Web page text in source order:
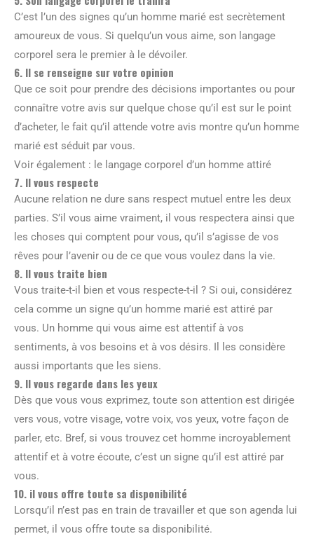
C’est l’un des signes qu’un homme marié est secrètement
amoureux de vous. Si quelqu’un vous aime, son langage
corporel sera le premier à le dévoiler.
6. Il se renseigne sur votre opinion
Que ce soit pour prendre des décisions importantes ou pour
connaître votre avis sur quelque chose qu’il est sur le point
d’acheter, le fait qu’il attende votre avis montre qu’un homme
marié est séduit par vous.
Voir également : le langage corporel d’un homme attiré
7. Il vous respecte
Aucune relation ne dure sans respect mutuel entre les deux
parties. S’il vous aime vraiment, il vous respectera ainsi que
les choses qui comptent pour vous, qu’il s’agisse de vos
rêves pour l’avenir ou de ce que vous voulez dans la vie.
8. Il vous traite bien
Vous traite-t-il bien et vous respecte-t-il ? Si oui, considérez
cela comme un signe qu’un homme marié est attiré par
vous. Un homme qui vous aime est attentif à vos
sentiments, à vos besoins et à vos désirs. Il les considère
aussi importants que les siens.
9. Il vous regarde dans les yeux
Dès que vous vous exprimez, toute son attention est dirigée
vers vous, votre visage, votre voix, vos yeux, votre façon de
parler, etc. Bref, si vous trouvez cet homme incroyablement
attentif et à votre écoute, c’est un signe qu’il est attiré par
vous.
10. il vous offre toute sa disponibilité
Lorsqu’il n’est pas en train de travailler et que son agenda lui
permet, il vous offre toute sa disponibilité.